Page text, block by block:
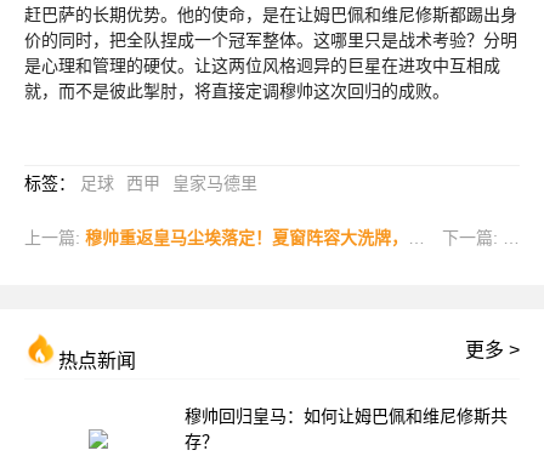
赶巴萨的长期优势。他的使命，是在让姆巴佩和维尼修斯都踢出身
价的同时，把全队捏成一个冠军整体。这哪里只是战术考验？分明
是心理和管理的硬仗。让这两位风格迥异的巨星在进攻中互相成
就，而不是彼此掣肘，将直接定调穆帅这次回归的成败。
标签： 足球 西甲 皇家马德里
上一篇: 穆帅重返皇马尘埃落定！夏窗阵容大洗牌，三大功勋挥手告别，姆巴佩去留悬念重重
热点新闻
更多 >
穆帅回归皇马：如何让姆巴佩和维尼修斯共
存？